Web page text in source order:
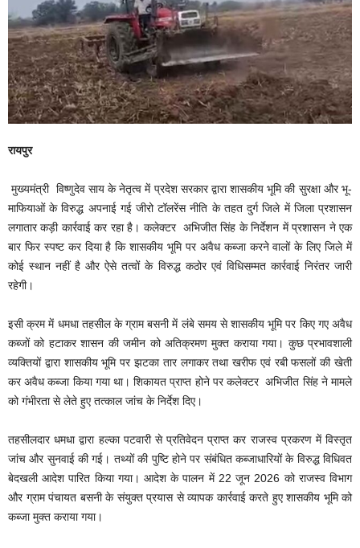
रायपुर
मुख्यमंत्री विष्णुदेव साय के नेतृत्व में प्रदेश सरकार द्वारा शासकीय भूमि की सुरक्षा और भू-
माफियाओं के विरुद्ध अपनाई गई जीरो टॉलरेंस नीति के तहत दुर्ग जिले में जिला प्रशासन
लगातार कड़ी कार्रवाई कर रहा है। कलेक्टर अभिजीत सिंह के निर्देशन में प्रशासन ने एक
बार फिर स्पष्ट कर दिया है कि शासकीय भूमि पर अवैध कब्जा करने वालों के लिए जिले में
कोई स्थान नहीं है और ऐसे तत्वों के विरुद्ध कठोर एवं विधिसम्मत कार्रवाई निरंतर जारी
रहेगी।
इसी क्रम में धमधा तहसील के ग्राम बसनी में लंबे समय से शासकीय भूमि पर किए गए अवैध
कब्जों को हटाकर शासन की जमीन को अतिक्रमण मुक्त कराया गया। कुछ प्रभावशाली
व्यक्तियों द्वारा शासकीय भूमि पर झटका तार लगाकर तथा खरीफ एवं रबी फसलों की खेती
कर अवैध कब्जा किया गया था। शिकायत प्राप्त होने पर कलेक्टर अभिजीत सिंह ने मामले
को गंभीरता से लेते हुए तत्काल जांच के निर्देश दिए।
तहसीलदार धमधा द्वारा हल्का पटवारी से प्रतिवेदन प्राप्त कर राजस्व प्रकरण में विस्तृत
जांच और सुनवाई की गई। तथ्यों की पुष्टि होने पर संबंधित कब्जाधारियों के विरुद्ध विधिवत
बेदखली आदेश पारित किया गया। आदेश के पालन में 22 जून 2026 को राजस्व विभाग
और ग्राम पंचायत बसनी के संयुक्त प्रयास से व्यापक कार्रवाई करते हुए शासकीय भूमि को
कब्जा मुक्त कराया गया।